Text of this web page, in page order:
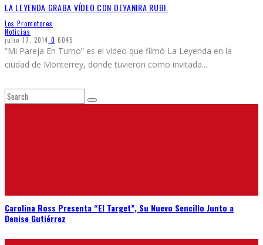
LA LEYENDA GRABA VÍDEO CON DEYANIRA RUBI.
Los Promotores
Noticias
julio 17, 2014 0 6045
“Mi Pareja En Turno” es el vídeo que filmó La Leyenda en la
ciudad de Monterrey, donde tuvieron como invitada...
Carolina Ross Presenta “El Target”, Su Nuevo Sencillo Junto a
Denise Gutiérrez